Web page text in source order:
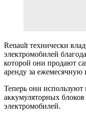
Renault технически
электромобилей
которой они продают
аренду за ежемесячную
Теперь они используют
аккумуляторных
электромобилей.